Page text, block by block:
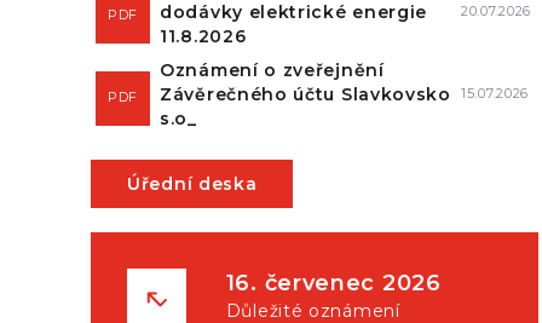
PDF
dodávky elektrické energie
11.8.2026
20.07.2026
PDF
Oznámení o zveřejnění
Závěrečného účtu Slavkovsko
s.o_
15.07.2026
Úřední deska
16. červenec 2026
Důležité oznámení